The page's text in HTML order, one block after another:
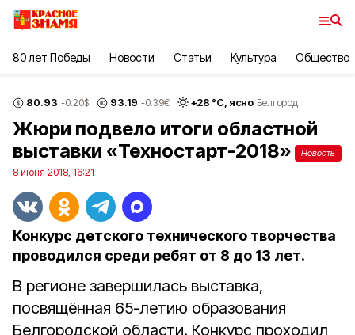
80 лет Победы Новости Статьи Культура Общество
80.93 -0.20$ 93.19 -0.39€ +28 °С, ясно Белгород
Жюри подвело итоги областной
выставки «Техностарт-2018»
Новость
8 июня 2018, 16:21
Конкурс детского технического творчества
проводился среди ребят от 8 до 13 лет.
В регионе завершилась выставка,
посвящённая 65-летию образования
Белгородской области. Конкурс проходил